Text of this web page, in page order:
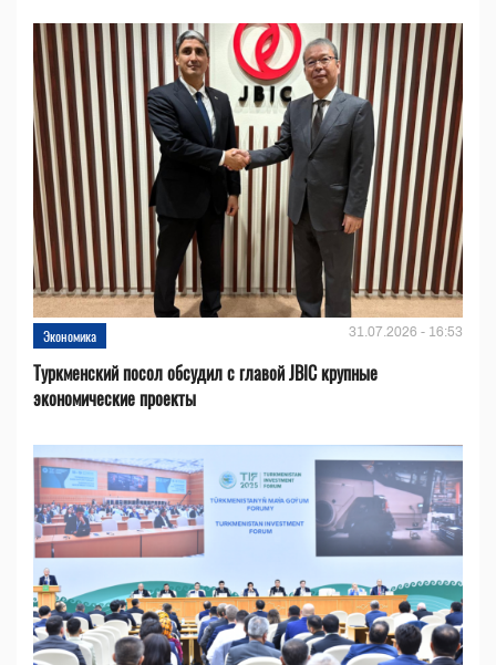
Экономика 31.07.2026 - 16:53
Туркменский посол обсудил с главой JBIC крупные
экономические проекты